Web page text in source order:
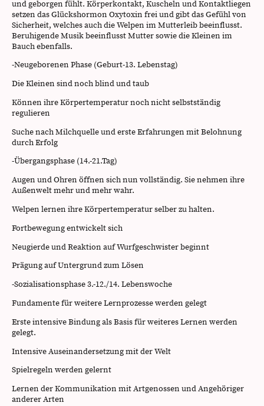
und geborgen fühlt. Körperkontakt, Kuscheln und Kontaktliegen
setzen das Glückshormon Oxytoxin frei und gibt das Gefühl von
Sicherheit, welches auch die Welpen im Mutterleib beeinflusst.
Beruhigende Musik beeinflusst Mutter sowie die Kleinen im
Bauch ebenfalls.
-Neugeborenen Phase (Geburt-13. Lebenstag)
Die Kleinen sind noch blind und taub
Können ihre Körpertemperatur noch nicht selbstständig
regulieren
Suche nach Milchquelle und erste Erfahrungen mit Belohnung
durch Erfolg
-Übergangsphase (14.-21.Tag)
Augen und Ohren öffnen sich nun vollständig. Sie nehmen ihre
Außenwelt mehr und mehr wahr.
Welpen lernen ihre Körpertemperatur selber zu halten.
Fortbewegung entwickelt sich
Neugierde und Reaktion auf Wurfgeschwister beginnt
Prägung auf Untergrund zum Lösen
-Sozialisationsphase 3.-12./14. Lebenswoche
Fundamente für weitere Lernprozesse werden gelegt
Erste intensive Bindung als Basis für weiteres Lernen werden
gelegt.
Intensive Auseinandersetzung mit der Welt
Spielregeln werden gelernt
Lernen der Kommunikation mit Artgenossen und Angehöriger
anderer Arten